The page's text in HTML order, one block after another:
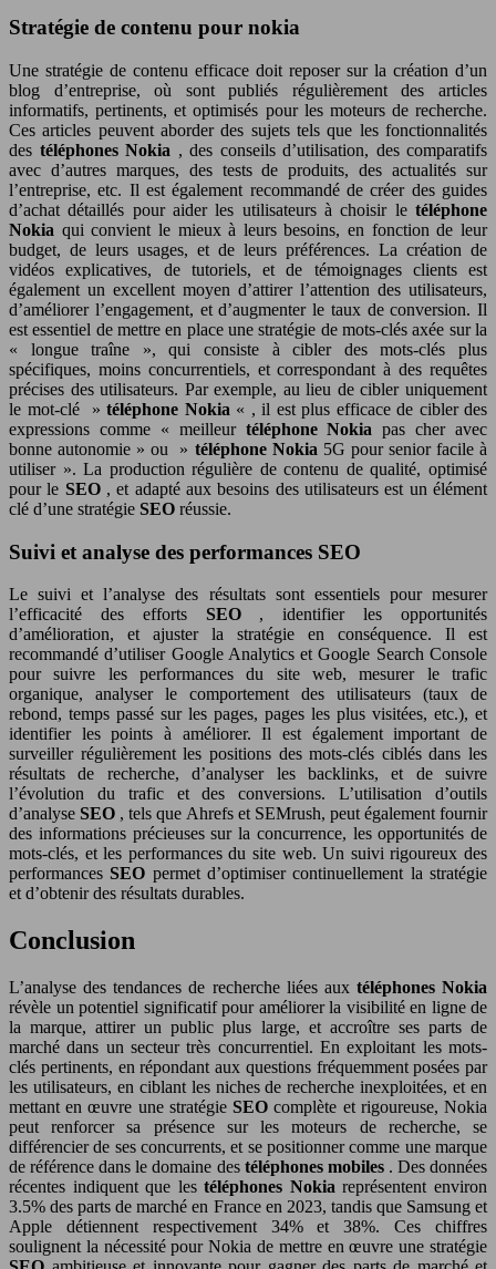
Stratégie de contenu pour nokia
Une stratégie de contenu efficace doit reposer sur la création d’un
blog d’entreprise, où sont publiés régulièrement des articles
informatifs, pertinents, et optimisés pour les moteurs de recherche.
Ces articles peuvent aborder des sujets tels que les fonctionnalités
des téléphones Nokia , des conseils d’utilisation, des comparatifs
avec d’autres marques, des tests de produits, des actualités sur
l’entreprise, etc. Il est également recommandé de créer des guides
d’achat détaillés pour aider les utilisateurs à choisir le téléphone
Nokia qui convient le mieux à leurs besoins, en fonction de leur
budget, de leurs usages, et de leurs préférences. La création de
vidéos explicatives, de tutoriels, et de témoignages clients est
également un excellent moyen d’attirer l’attention des utilisateurs,
d’améliorer l’engagement, et d’augmenter le taux de conversion. Il
est essentiel de mettre en place une stratégie de mots-clés axée sur la
« longue traîne », qui consiste à cibler des mots-clés plus
spécifiques, moins concurrentiels, et correspondant à des requêtes
précises des utilisateurs. Par exemple, au lieu de cibler uniquement
le mot-clé » téléphone Nokia « , il est plus efficace de cibler des
expressions comme « meilleur téléphone Nokiapas cher avec
bonne autonomie » ou » téléphone Nokia 5G pour senior facile à
utiliser ». La production régulière de contenu de qualité, optimisé
pour le SEO , et adapté aux besoins des utilisateurs est un élément
clé d’une stratégie SEO réussie.
Suivi et analyse des performances SEO
Le suivi et l’analyse des résultats sont essentiels pour mesurer
l’efficacité des efforts SEO , identifier les opportunités
d’amélioration, et ajuster la stratégie en conséquence. Il est
recommandé d’utiliser Google Analytics et Google Search Console
pour suivre les performances du site web, mesurer le trafic
organique, analyser le comportement des utilisateurs (taux de
rebond, temps passé sur les pages, pages les plus visitées, etc.), et
identifier les points à améliorer. Il est également important de
surveiller régulièrement les positions des mots-clés ciblés dans les
résultats de recherche, d’analyser les backlinks, et de suivre
l’évolution du trafic et des conversions. L’utilisation d’outils
d’analyseSEO , tels que Ahrefs et SEMrush, peut également fournir
des informations précieuses sur la concurrence, les opportunités de
mots-clés, et les performances du site web. Un suivi rigoureux des
performancesSEO permet d’optimiser continuellement la stratégie
et d’obtenir des résultats durables.
Conclusion
L’analyse des tendances de recherche liées aux téléphones Nokia
révèle un potentiel significatif pour améliorer la visibilité en ligne de
la marque, attirer un public plus large, et accroître ses parts de
marché dans un secteur très concurrentiel. En exploitant les mots-
clés pertinents, en répondant aux questions fréquemment posées par
les utilisateurs, en ciblant les niches de recherche inexploitées, et en
mettant en œuvre une stratégieSEOcomplète et rigoureuse, Nokia
peut renforcer sa présence sur les moteurs de recherche, se
différencier de ses concurrents, et se positionner comme une marque
de référence dans le domaine des téléphones mobiles . Des données
récentes indiquent que lestéléphones Nokiareprésentent environ
3.5% des parts de marché en France en 2023, tandis que Samsung et
Apple détiennent respectivement 34% et 38%. Ces chiffres
soulignent la nécessité pour Nokia de mettre en œuvre une stratégie